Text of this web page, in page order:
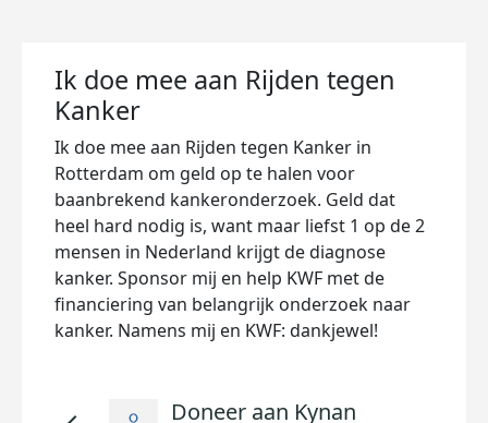
Ik doe mee aan Rijden tegen
Kanker
Ik doe mee aan Rijden tegen Kanker in
Rotterdam om geld op te halen voor
baanbrekend kankeronderzoek. Geld dat
heel hard nodig is, want maar liefst 1 op de 2
mensen in Nederland krijgt de diagnose
kanker. Sponsor mij en help KWF met de
financiering van belangrijk onderzoek naar
kanker. Namens mij en KWF: dankjewel!
Doneer aan Kynan